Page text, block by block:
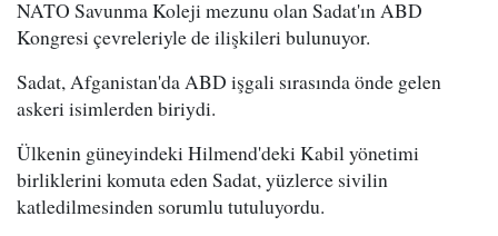
NATO Savunma Koleji mezunu olan Sadat'ın ABD
Kongresi çevreleriyle de ilişkileri bulunuyor.
Sadat, Afganistan'da ABD işgali sırasında önde gelen
askeri isimlerden biriydi.
Ülkenin güneyindeki Hilmend'deki Kabil yönetimi
birliklerini komuta eden Sadat, yüzlerce sivilin
katledilmesinden sorumlu tutuluyordu.